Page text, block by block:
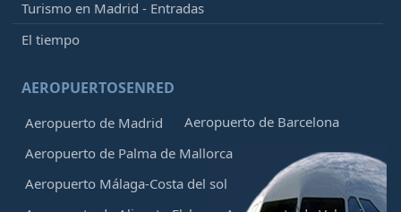
Turismo en Madrid - Entradas
El tiempo
AEROPUERTOSENRED
Aeropuerto de Madrid
Aeropuerto de Barcelona
Aeropuerto de Palma de Mallorca
Aeropuerto Málaga-Costa del sol